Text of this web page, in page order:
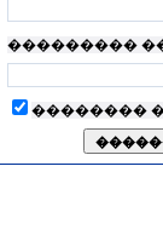
���������
��������